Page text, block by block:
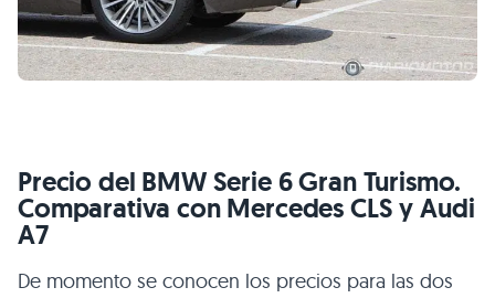
Precio del BMWSerie 6 Gran Turismo.
Comparativa con MercedesCLSy Audi
A7
De momento se conocen los precios para las dos